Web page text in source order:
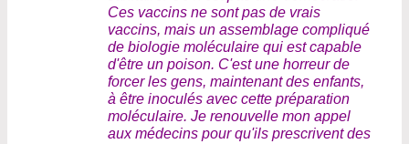
Ces vaccins ne sont pas de vrais
vaccins, mais un assemblage compliqué
de biologie moléculaire qui est capable
d'être un poison. C'est une horreur de
forcer les gens, maintenant des enfants,
à être inoculés avec cette préparation
moléculaire. Je renouvelle mon appel
aux médecins pour qu'ils prescrivent des